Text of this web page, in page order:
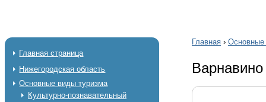
Главная страница
Нижегородская область
Основные виды туризма
Культурно-познавательный
Главная › Основные
Варнавино